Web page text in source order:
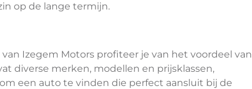
op de lange termijn.
Izegem Motors profiteer je van het voordeel van
diverse merken, modellen en prijsklassen,
een auto te vinden die perfect aansluit bij de